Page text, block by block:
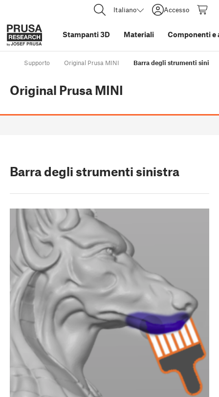
Italiano Accesso
Stampanti 3D Materiali Componenti e
Supporto Original Prusa MINI Barra degli strumenti
Original Prusa MINI
Barra degli strumenti sinistra